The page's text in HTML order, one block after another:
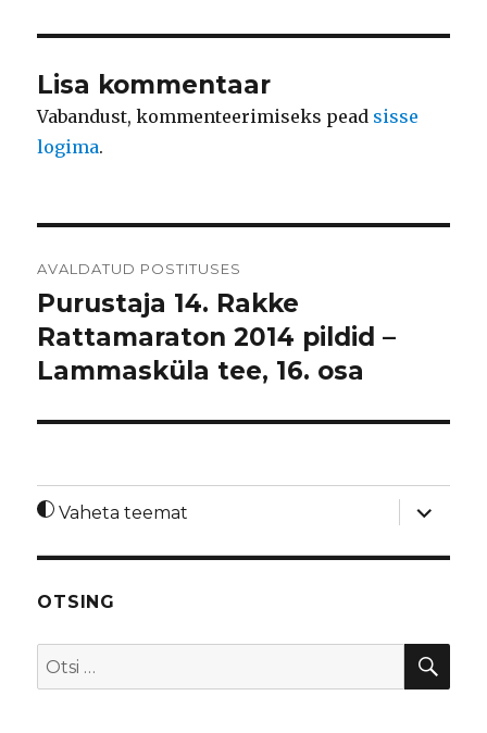
Lisa kommentaar
Vabandust, kommenteerimiseks pead sisse
logima.
AVALDATUD POSTITUSES
Purustaja 14. Rakke
Rattamaraton 2014 pildid –
Lammasküla tee, 16. osa
Vaheta teemat
laienda
OTSING
Otsi: